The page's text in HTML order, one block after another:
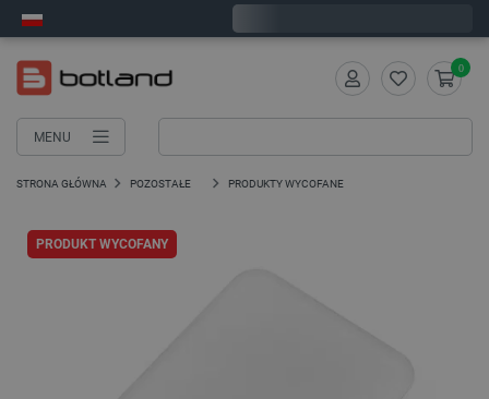
MENU
0
STRONA GŁÓWNA POZOSTAŁE PRODUKTY WYCOFANE
PRODUKT WYCOFANY